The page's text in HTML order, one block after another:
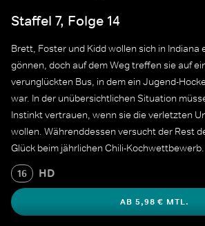
Staffel 7, Folge 14
Brett, Foster und Kidd wollen sich in Indiana
gönnen, doch auf dem Weg treffen sie auf
verunglückten Bus, in dem ein Jugend-
war. In der unübersichtlichen Situation
Instinkt vertrauen, wenn sie die verletzten
wollen. Währenddessen versucht der Rest
Glück beim jährlichen Chili-Kochwettbewerb.
16 HD
AB 5,98 € MTL.